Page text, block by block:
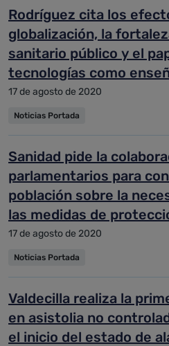
Rodríguez cita los
globalización, la
sanitario público y el
tecnologías como
19
17 de agosto de 2020
Noticias Portada
Sanidad pide la
parlamentarios para
población sobre la
las medidas de
coronavirus
17 de agosto de 2020
Noticias Portada
Valdecilla realiza la
en asistolia no
el inicio del estado de